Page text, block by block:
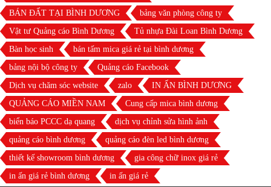
BÁN ĐẤT TẠI BÌNH DƯƠNG
bảng văn phòng công ty
Vật tư Quảng cáo Bình Dương
Tủ nhựa Đài Loan Bình Dương
Bàn học sinh
bán tấm mica giá rẻ tại bình dương
bảng nội bộ công ty
Quảng cáo Facebook
Dịch vụ chăm sóc website
zalo
IN ẤN BÌNH DƯƠNG
QUẢNG CÁO MIỀN NAM
Cung cấp mica bình dương
biển báo PCCC dạ quang
dịch vụ chỉnh sửa hình ảnh
quảng cáo bình dương
quảng cáo đèn led bình dương
thiết kế showroom bình dương
gia công chữ inox giá rẻ
in ấn giá rẻ bình dương
in ấn giá rẻ